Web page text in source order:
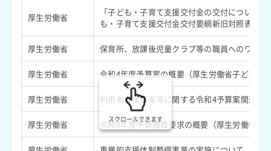
厚生労働省
「子ども・子育て支援交付金の交付について
も・子育て支援交付金交付要綱新旧対照表」
厚生労働省 保育所、放課後児童クラブ等の職員へのワク
厚生労働省 令和4年度予算案の概要（厚生労働省子ども
厚生労働省 利用者支援事業等に関する令和4予算案関連資
厚生労働省 令和4年度予算概算要求の概要（厚生労働省
スクロールできます